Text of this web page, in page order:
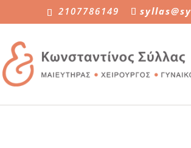
2107786149